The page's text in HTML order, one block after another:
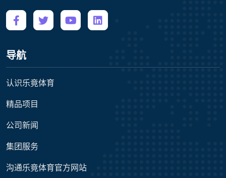
导航
认识乐竟体育
精品项目
公司新闻
集团服务
沟通乐竟体育官方网站